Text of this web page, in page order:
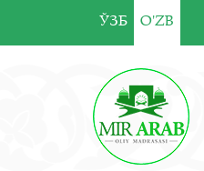
ЎЗБ O'ZB